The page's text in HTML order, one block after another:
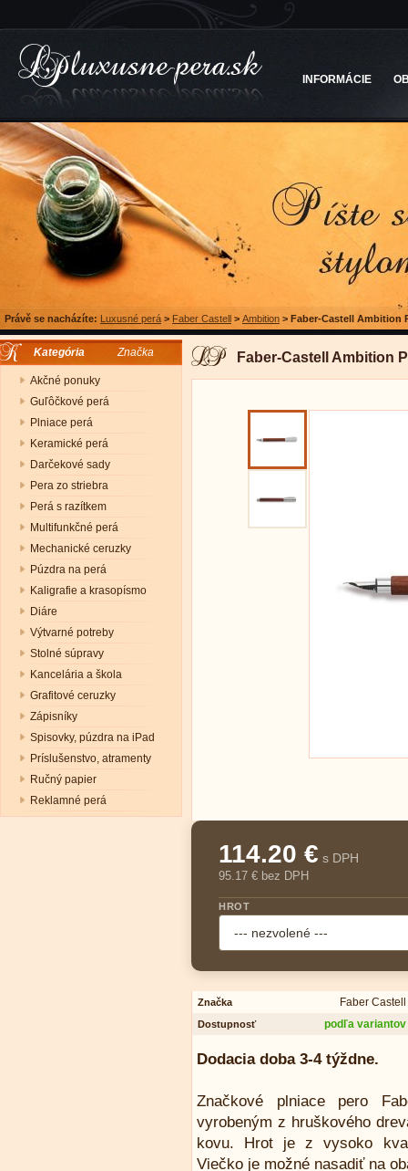
INFORMÁCIE
Právě se nacházíte: Luxusné perá > Faber Castell > Ambition > Faber-Castell Ambition
Kategória Značka
Akčné ponuky
Guľôčkové perá
Plniace perá
Keramické perá
Darčekové sady
Pera zo striebra
Perá s razítkem
Multifunkčné perá
Mechanické ceruzky
Púzdra na perá
Kaligrafie a krasopísmo
Diáre
Výtvarné potreby
Stolné súpravy
Kancelária a škola
Grafitové ceruzky
Zápisníky
Spisovky, púzdra na iPad
Príslušenstvo, atramenty
Ručný papier
Reklamné perá
Faber-Castell Ambition
114.20 € s DPH
95.17 € bez DPH
HROT
Značka Faber Castell
Dostupnosť podľa variantov
Dodacia doba 3-4 týždne.
Značkové plniace pero
vyrobeným z hruškového
kovu. Hrot je z vysoko
Viečko je možné nasadiť na